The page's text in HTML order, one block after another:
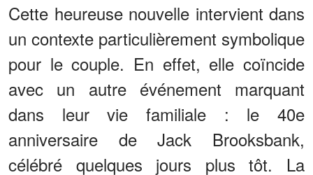
Cette heureuse nouvelle intervient dans
un contexte particulièrement symbolique
pour le couple. En effet, elle coïncide
avec un autre événement marquant
dans leur vie familiale : le 40e
anniversaire de Jack Brooksbank,
célébré quelques jours plus tôt. La